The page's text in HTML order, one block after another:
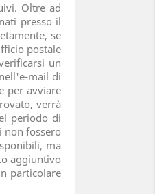
Oltre ad
presso il
se
postale
un
mail di
per avviare
verrà
periodo di
non fossero
ma
aggiuntivo
particolare